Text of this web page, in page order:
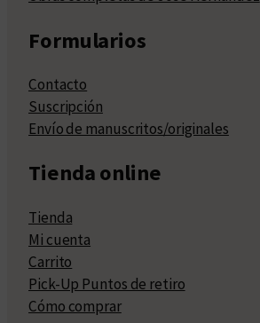
Formularios
Contacto
Suscripción
Envío de manuscritos/originales
Tienda online
Tienda
Mi cuenta
Carrito
Pick-Up Puntos de retiro
Cómo comprar